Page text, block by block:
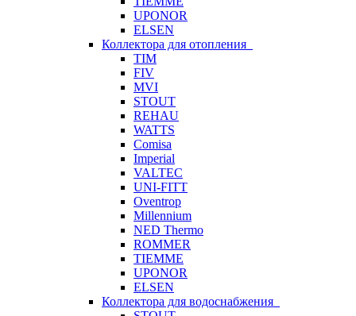
UPONOR
ELSEN
Коллектора для отопления
TIM
FIV
MVI
STOUT
REHAU
WATTS
Comisa
Imperial
VALTEC
UNI-FITT
Oventrop
Millennium
NED Thermo
ROMMER
TIEMME
UPONOR
ELSEN
Коллектора для водоснабжения